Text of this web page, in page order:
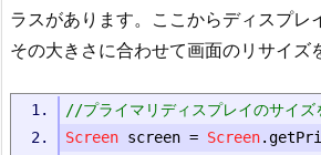
ラスがあります。ここからディスプレ
その大きさに合わせて画面のリサイズ
//プライマリディスプレイのサイズ
Screen screen = Screen.